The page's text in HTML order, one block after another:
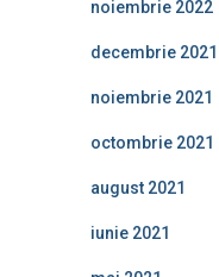
noiembrie 2022
decembrie 2021
noiembrie 2021
octombrie 2021
august 2021
iunie 2021